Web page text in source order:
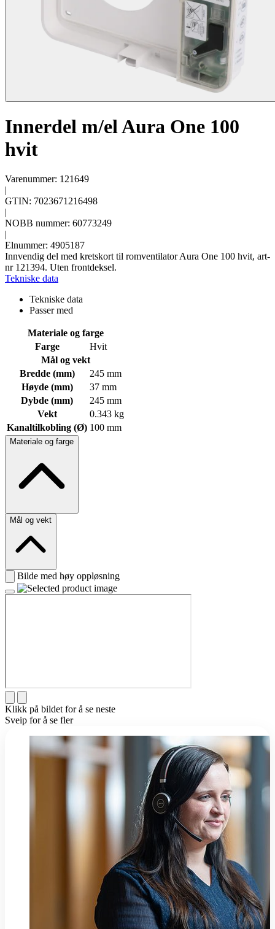
Innerdel m/el Aura One 100
hvit
Varenummer: 121649
|
GTIN: 7023671216498
|
NOBB nummer: 60773249
|
Elnummer: 4905187
Innvendig del med kretskort til romventilator Aura One 100 hvit, art-
nr 121394. Uten frontdeksel.
Tekniske data
Tekniske data
Passer med
Materiale og farge
Farge
Hvit
Mål og vekt
Bredde (mm)
245 mm
Høyde (mm)
37 mm
Dybde (mm)
245 mm
Vekt
0.343 kg
Kanaltilkobling (Ø) 100 mm
Materiale og farge
Mål og vekt
Bilde med høy oppløsning
Klikk på bildet for å se neste
Sveip for å se fler